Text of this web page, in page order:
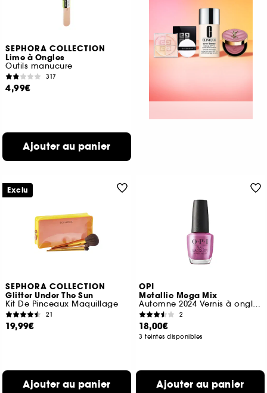
SEPHORA COLLECTION
Lime à Ongles
Outils manucure
317
4,99€
Ajouter au panier
SEPHORA COLLECTION
Glitter Under The Sun
Kit De Pinceaux Maquillage
21
19,99€
Ajouter au panier
Exclu
OPI
Metallic Mega Mix
Automne 2024 Vernis à ongles tenue jusqu'à 7 jours
2
18,00€
3 teintes disponibles
Ajouter au panier